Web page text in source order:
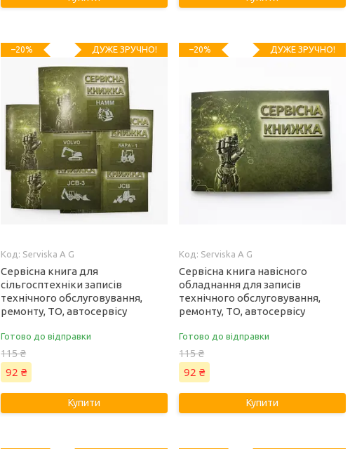
–20% ДУЖЕ ЗРУЧНО!
Serviska A G
Сервісна книга для
сільгосптехніки записів
технічного обслуговування,
ремонту, ТО, автосервісу
Готово до відправки
115 ₴
92 ₴
Купити
–20% ДУЖЕ ЗРУЧНО!
Serviska A G
Сервісна книга навісного
обладнання для записів
технічного обслуговування,
ремонту, ТО, автосервісу
Готово до відправки
115 ₴
92 ₴
Купити